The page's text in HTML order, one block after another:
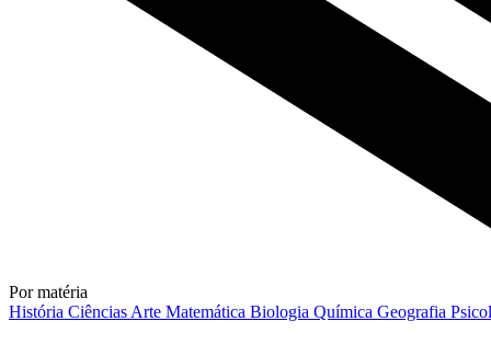
Por matéria
História Ciências Arte Matemática Biologia Química Geografia